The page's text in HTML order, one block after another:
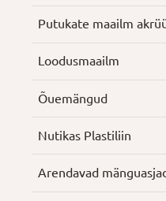
Putukate maailm
Loodusmaailm
Õuemängud
Nutikas Plastiliin
Arendavad